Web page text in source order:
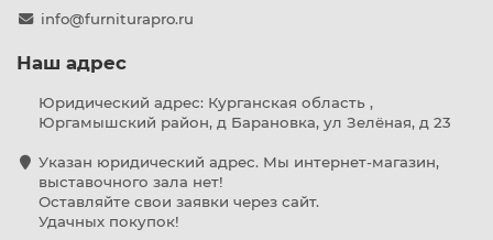
info@furniturapro.ru
Наш адрес
Юридический адрес: Курганская область ,
Юргамышский район, д Барановка, ул Зелёная, д 23
Указан юридический адрес. Мы интернет-магазин,
выставочного зала нет!
Оставляйте свои заявки через сайт.
Удачных покупок!